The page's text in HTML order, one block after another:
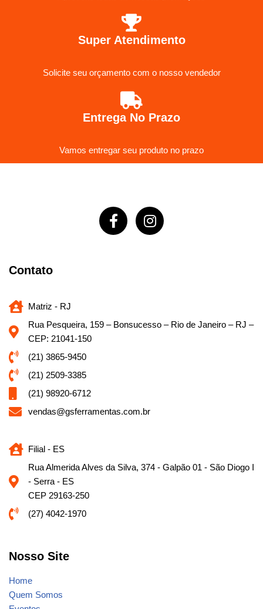
Super Atendimento
Solicite seu orçamento com o nosso vendedor
Entrega No Prazo
Vamos entregar seu produto no prazo
Contato
Matriz - RJ
Rua Pesqueira, 159 – Bonsucesso – Rio de Janeiro – RJ –
CEP: 21041-150
(21) 3865-9450
(21) 2509-3385
(21) 98920-6712
vendas@gsferramentas.com.br
Filial - ES
Rua Almerida Alves da Silva, 374 - Galpão 01 - São Diogo I
- Serra - ES
CEP 29163-250
(27) 4042-1970
Nosso Site
Home
Quem Somos